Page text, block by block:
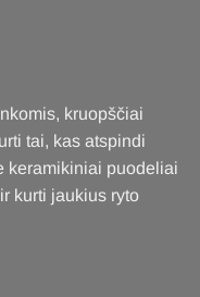
kruopščiai
tai, kas atspindi
keramikiniai puodeliai
kurti jaukius ryto